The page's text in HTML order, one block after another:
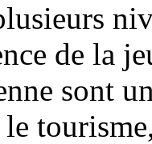
de la
sont